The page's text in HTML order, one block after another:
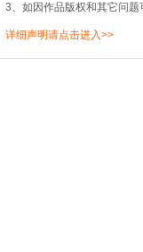
3、如因作品版权和其它问题
详细声明请点击进入>>